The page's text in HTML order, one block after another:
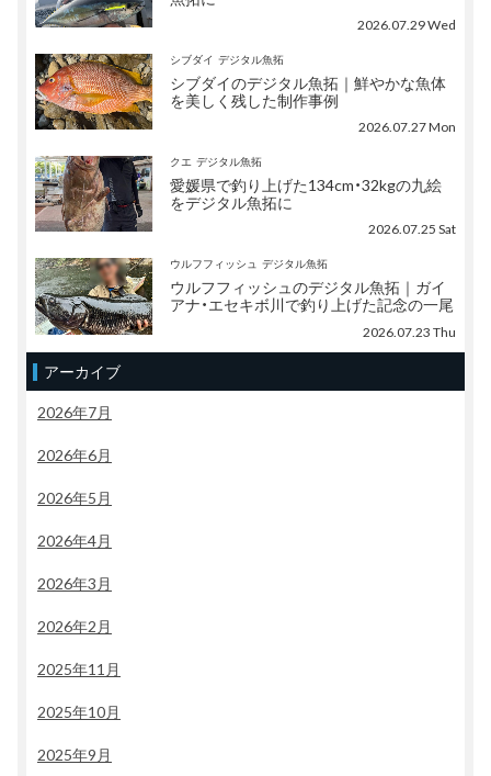
2026.07.29 Wed
シブダイ デジタル魚拓
シブダイのデジタル魚拓｜鮮やかな魚体
を美しく残した制作事例
2026.07.27 Mon
クエ デジタル魚拓
愛媛県で釣り上げた134cm・32kgの九絵
をデジタル魚拓に
2026.07.25 Sat
ウルフフィッシュ デジタル魚拓
ウルフフィッシュのデジタル魚拓｜ガイ
アナ・エセキボ川で釣り上げた記念の一尾
2026.07.23 Thu
アーカイブ
2026年7月
2026年6月
2026年5月
2026年4月
2026年3月
2026年2月
2025年11月
2025年10月
2025年9月